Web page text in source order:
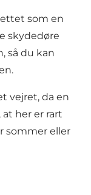
som en
skydedøre
så du kan
vejret, da en
her er rart
sommer eller